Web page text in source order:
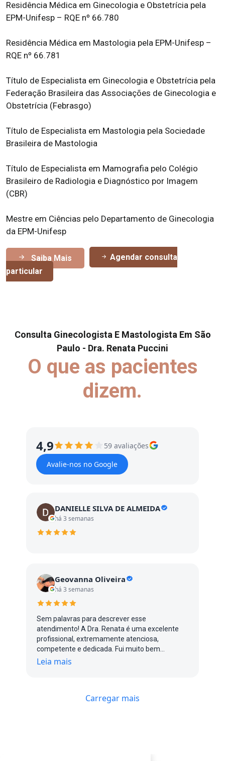
Residência Médica em Ginecologia e Obstetrícia pela
EPM-Unifesp – RQE nº 66.780
Residência Médica em Mastologia pela EPM-Unifesp –
RQE nº 66.781
Título de Especialista em Ginecologia e Obstetrícia pela
Federação Brasileira das Associações de Ginecologia e
Obstetrícia (Febrasgo)
Título de Especialista em Mastologia pela Sociedade
Brasileira de Mastologia
Título de Especialista em Mamografia pelo Colégio
Brasileiro de Radiologia e Diagnóstico por Imagem
(CBR)
Mestre em Ciências pelo Departamento de Ginecologia
da EPM-Unifesp
Saiba Mais
Agendar consulta
particular
Consulta Ginecologista E Mastologista Em São
Paulo - Dra. Renata Puccini
O que as pacientes
dizem.
4,9
59 avaliações
Avalie-nos no Google
DANIELLE SILVA DE ALMEIDA
há 3 semanas
Geovanna Oliveira
há 3 semanas
Sem palavras para descrever esse
atendimento! A Dra. Renata é uma excelente
profissional, extremamente atenciosa,
competente e dedicada. Fui muito bem
atendida do início ao fim, com um cuidado e
Leia mais
Carregar mais